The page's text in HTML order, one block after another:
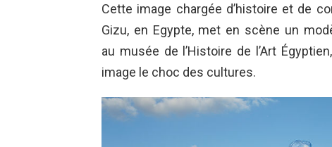
Cette image chargée d’histoire et de
Gizu, en Egypte, met en scène un
au musée de l’Histoire de l’Art
image le choc des cultures.